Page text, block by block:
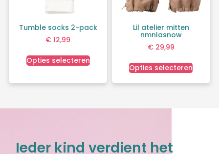
Tumble socks 2-pack
€ 12,99
Opties selecteren
Lil atelier mitten
nmnlasnow
€29,99
Opties selecteren
Ieder kind verdient het